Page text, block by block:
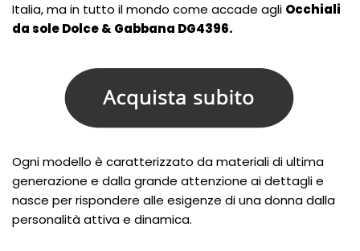
Italia, ma in tutto il mondo come accade agli Occhiali
da sole Dolce & Gabbana DG4396.
Ogni modello è caratterizzato da materiali di ultima
generazione e dalla grande attenzione ai dettagli e
nasce per rispondere alle esigenze di una donna dalla
personalità attiva e dinamica.